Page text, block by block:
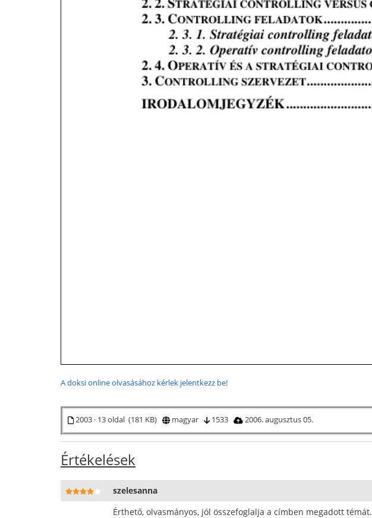
A doksi online olvasásához kérlek jelentkezz be!
2003 · 13 oldal (181 KB) magyar 1533 2006. augusztus 05.
Értékelések
szelesanna
Érthető, olvasmányos, jól összefoglalja a címben megadott témát.